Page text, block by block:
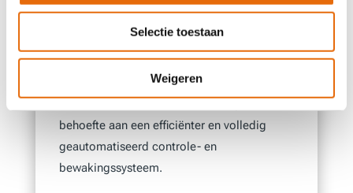
Selectie toestaan
Weigeren
organisaties zich verder uitbreidden. Relais
en timers waren moeilijk te herconfigureren
en op te sporen en de bedieningspanelen
behoefte aan een efficiënter en volledig
geautomatiseerd controle- en
bewakingssysteem.